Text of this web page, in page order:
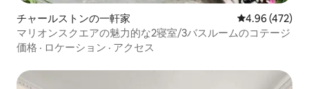
チャールストンの一軒家 レビュー472
4.96 (472)
マリオンスクエアの魅力的な2寝室/3バスルームのコテージ
価格 · ロケーション · アクセス